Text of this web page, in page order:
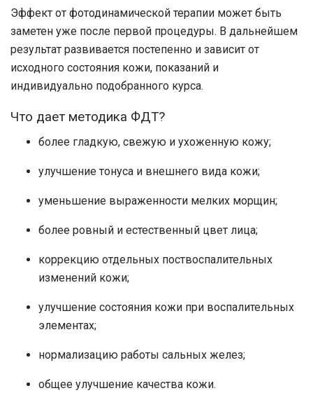
Эффект от фотодинамической терапии может быть
заметен уже после первой процедуры. В дальнейшем
результат развивается постепенно и зависит от
исходного состояния кожи, показаний и
индивидуально подобранного курса.
Что дает методика ФДТ?
более гладкую, свежую и ухоженную кожу;
улучшение тонуса и внешнего вида кожи;
уменьшение выраженности мелких морщин;
более ровный и естественный цвет лица;
коррекцию отдельных поствоспалительных
изменений кожи;
улучшение состояния кожи при воспалительных
элементах;
нормализацию работы сальных желез;
общее улучшение качества кожи.